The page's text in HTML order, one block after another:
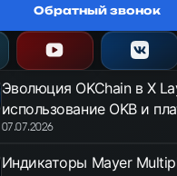
Обратный звонок
Эволюция OKChain в X
использование OKB и
OKX Jumpstart в 2026 году
07.07.2026
Индикаторы Mayer